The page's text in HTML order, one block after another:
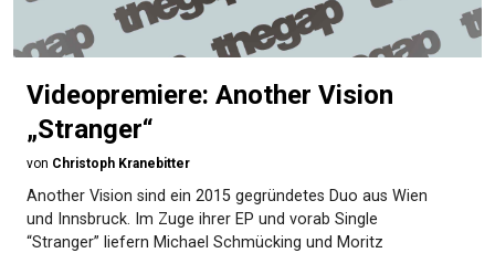
Videopremiere: Another Vision
„Stranger“
von Christoph Kranebitter
Another Vision sind ein 2015 gegründetes Duo aus Wien
und Innsbruck. Im Zuge ihrer EP und vorab Single
“Stranger” liefern Michael Schmücking und Moritz